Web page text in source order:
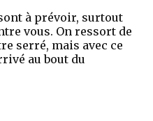
à prévoir, surtout
vous. On ressort de
serré, mais avec ce
au bout du